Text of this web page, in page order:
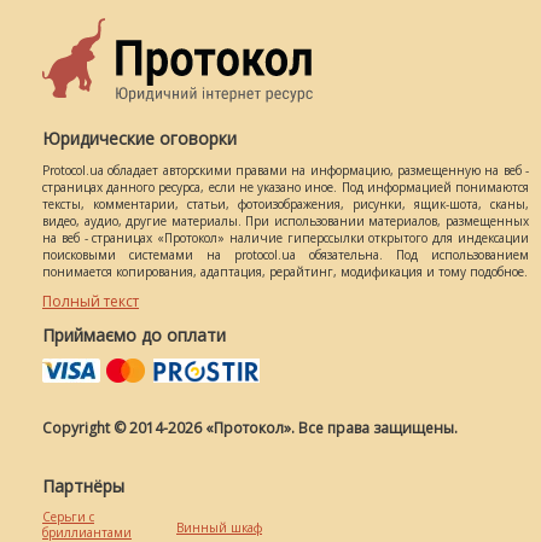
Юридические оговорки
Protocol.ua обладает авторскими правами на информацию, размещенную на веб -
страницах данного ресурса, если не указано иное. Под информацией понимаются
тексты, комментарии, статьи, фотоизображения, рисунки, ящик-шота, сканы,
видео, аудио, другие материалы. При использовании материалов, размещенных
на веб - страницах «Протокол» наличие гиперссылки открытого для индексации
поисковыми системами на protocol.ua обязательна. Под использованием
понимается копирования, адаптация, рерайтинг, модификация и тому подобное.
Полный текст
Приймаємо до оплати
Copyright © 2014-2026 «Протокол». Все права защищены.
Партнёры
Серьги с
бриллиантами
Винный шкаф